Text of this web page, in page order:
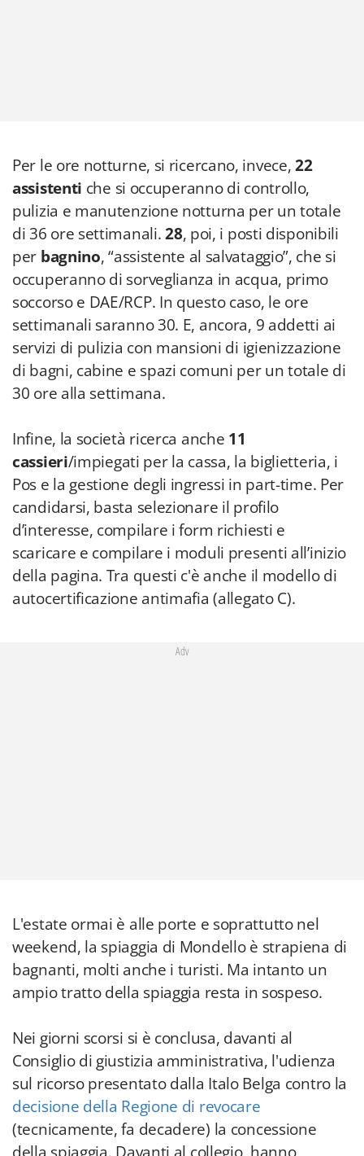
Per le ore notturne, si ricercano, invece,22
assistenti che si occuperanno di controllo,
pulizia e manutenzione notturna per un totale
di 36 ore settimanali.28, poi, i posti disponibili
per bagnino, “assistente al salvataggio”, che si
occuperanno di sorveglianza in acqua, primo
soccorso e DAE/RCP. In questo caso, le ore
settimanali saranno 30. E, ancora, 9 addetti ai
servizi di pulizia con mansioni di igienizzazione
di bagni, cabine e spazi comuni per un totale di
30 ore alla settimana.
Infine, la società ricerca anche 11
cassieri/impiegati per la cassa, la biglietteria, i
Pos e la gestione degli ingressi in part-time. Per
candidarsi, basta selezionare il profilo
d’interesse, compilare i form richiesti e
scaricare e compilare i moduli presenti all’inizio
della pagina. Tra questi c'è anche il modello di
autocertificazione antimafia (allegato C).
Adv
L'estate ormai è alle porte e soprattutto nel
weekend, la spiaggia di Mondello è strapiena di
bagnanti, molti anche i turisti. Ma intanto un
ampio tratto della spiaggia resta in sospeso.
Nei giorni scorsi si è conclusa, davanti al
Consiglio di giustizia amministrativa, l'udienza
sul ricorso presentato dalla Italo Belga contro la
decisione della Regione di revocare
(tecnicamente, fa decadere) la concessione